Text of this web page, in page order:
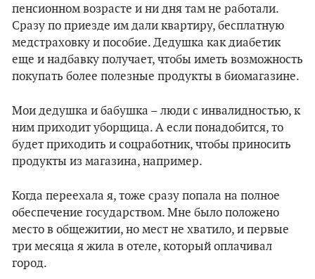
пенсионном возрасте и ни дня там не работали.
Сразу по приезде им дали квартиру, бесплатную
медстраховку и пособие. Дедушка как диабетик
еще и надбавку получает, чтобы иметь возможность
покупать более полезные продукты в биомагазине.
Мои дедушка и бабушка – люди с инвалидностью, к
ним приходит уборщица. А если понадобится, то
будет приходить и соцработник, чтобы приносить
продукты из магазина, например.
Когда переехала я, тоже сразу попала на полное
обеспечение государством. Мне было положено
место в общежитии, но мест не хватило, и первые
три месяца я жила в отеле, который оплачивал
город.